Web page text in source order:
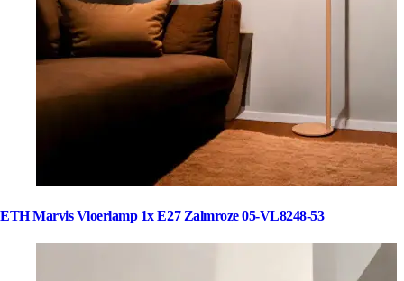
ETH Marvis Vloerlamp 1x E27 Zalmroze 05-VL8248-53